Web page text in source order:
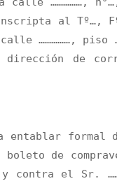
al Tº…,
……………, piso
de
entablar formal
boleto de
contra el Sr.